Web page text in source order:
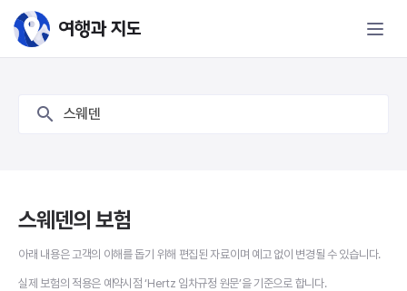
스웨덴 보험 - 여행과 지도
스웨덴
스웨덴의 보험
아래 내용은 고객의 이해를 돕기 위해 편집된 자료이며 예고 없이 변경될 수 있습니다.
실제 보험의 적용은 예약시점 ‘Hertz 임차규정 원문’을 기준으로 합니다.